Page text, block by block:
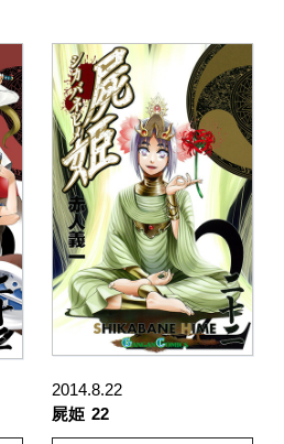
2014.8.22
屍姫 22